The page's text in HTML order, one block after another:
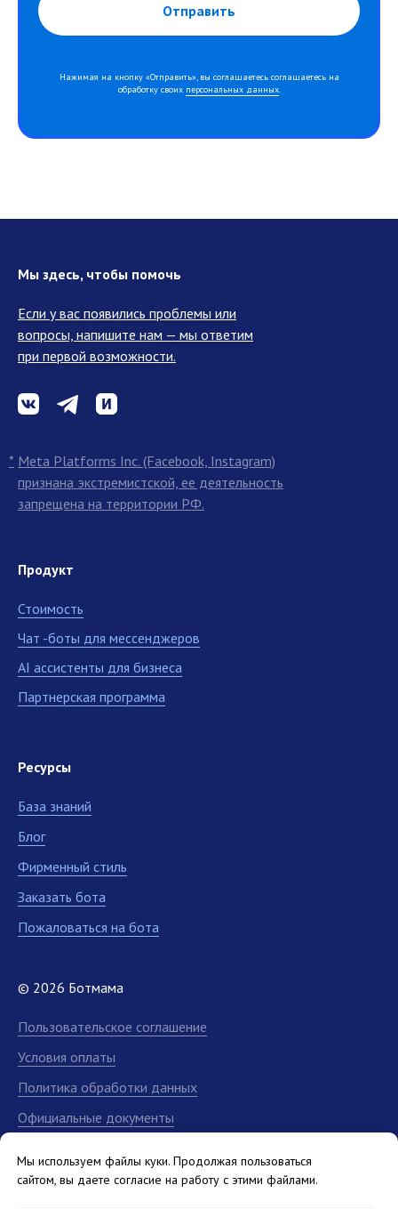
Отправить
Нажимая на кнопку «Отправить», вы соглашаетесь соглашаетесь на
обработку своих персональных данных.
Мы используем файлы куки. Продолжая пользоваться
сайтом, вы даете согласие на работу с этими файлами.
Официальные документы
Политика обработки данных
Условия оплаты
Пользовательское соглашение
© 2026 Ботмама
Meta Platforms Inc. (Facebook, Instagram)
признана экстремистской, ее деятельность
запрещена на территории РФ.
*
Пожаловаться на бота
Заказать бота
Блог
Фирменный стиль
Ресурсы
База знаний
Чат -боты для мессенджеров
AI ассистенты для бизнеса
Стоимость
Продукт
Если у вас появились проблемы или
вопросы, напишите нам — мы ответим
при первой возможности.
Мы здесь, чтобы помочь
Партнерская программа
ПО